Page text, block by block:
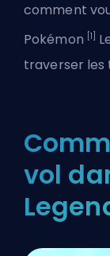
comment
Pokémon [1]
traverser les
vol